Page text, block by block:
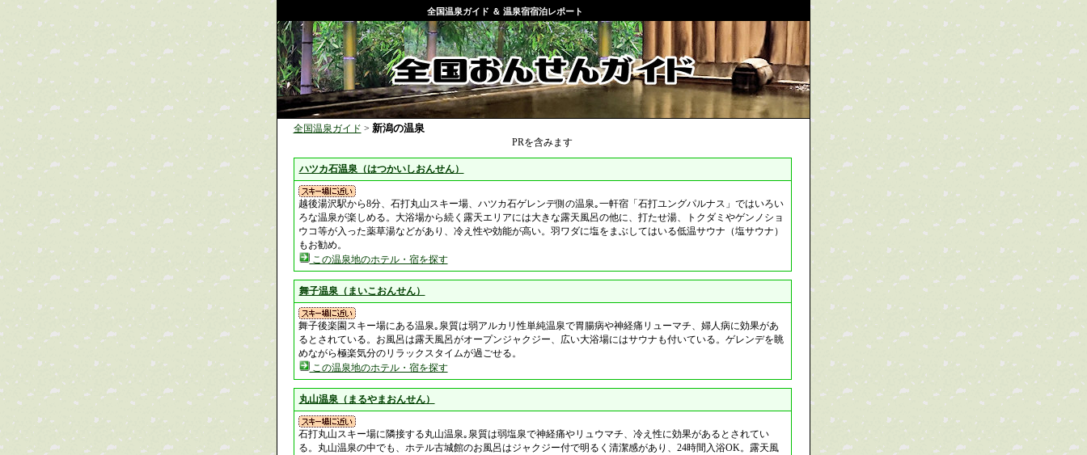
全国温泉ガイド ＆ 温泉宿宿泊レポート
全国温泉ガイド > 新潟の温泉
PRを含みます
ハツカ石温泉（はつかいしおんせん）
越後湯沢駅から8分、石打丸山スキー場、ハツカ石ゲレンデ側の温泉｡一軒宿「石打ユングパルナス」ではいろい
ろな温泉が楽しめる。大浴場から続く露天エリアには大きな露天風呂の他に、打たせ湯、トクダミやゲンノショ
ウコ等が入った薬草湯などがあり、冷え性や効能が高い。羽ワダに塩をまぶしてはいる低温サウナ（塩サウナ）
もお勧め。
この温泉地のホテル・宿を探す
舞子温泉（まいこおんせん）
舞子後楽園スキー場にある温泉｡泉質は弱アルカリ性単純温泉で胃腸病や神経痛リューマチ、婦人病に効果があ
るとされている。お風呂は露天風呂がオープンジャクジー、広い大浴場にはサウナも付いている。ゲレンデを眺
めながら極楽気分のリラックスタイムが過ごせる。
この温泉地のホテル・宿を探す
丸山温泉（まるやまおんせん）
石打丸山スキー場に隣接する丸山温泉｡泉質は弱塩泉で神経痛やリュウマチ、冷え性に効果があるとされてい
る。丸山温泉の中でも、ホテル古城館のお風呂はジャクジー付で明るく清潔感があり、24時間入浴OK。露天風